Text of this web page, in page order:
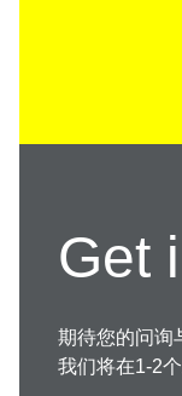
Get
期待您的问询
我们将在1-2